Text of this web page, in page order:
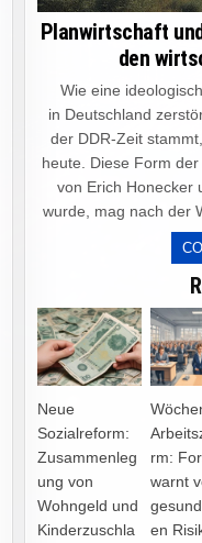
Planwirtschaft
den
Wie eine
in Deutschland
der DDR-Zeit
heute. Diese Form
von Erich Honecker
wurde, mag nach der
Neue
Sozialreform:
Zusammenleg
ung von
Wohngeld und
Kinderzuschla
rm:
warnt
en